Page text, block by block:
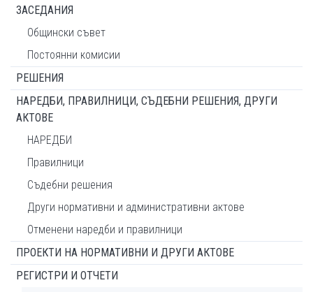
ЗАСЕДАНИЯ
Общински съвет
Постоянни комисии
РЕШЕНИЯ
НАРЕДБИ, ПРАВИЛНИЦИ, СЪДЕБНИ РЕШЕНИЯ, ДРУГИ
АКТОВЕ
НАРЕДБИ
Правилници
Съдебни решения
Други нормативни и административни актове
Отменени наредби и правилници
ПРОЕКТИ НА НОРМАТИВНИ И ДРУГИ АКТОВЕ
РЕГИСТРИ И ОТЧЕТИ